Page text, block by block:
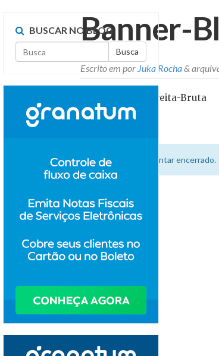
Banner-
Escrito em por Juka Rocha&
Banner-Blog-Receita-Bruta
Período para comentar encerrado.
BUSCAR NO BLOG
Busca